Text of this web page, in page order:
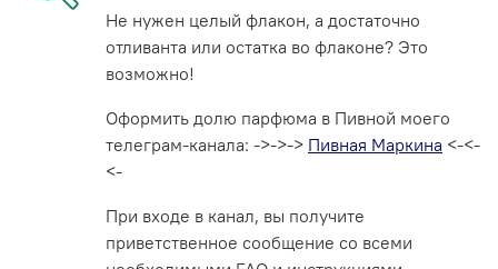
Не нужен целый флакон, а достаточно
отливанта или остатка во флаконе? Это
возможно!
Оформить долю парфюма в Пивной моего
телеграм-канала: ->->-> Пивная Маркина <-<-
<-
При входе в канал, вы получите
приветственное сообщение со всеми